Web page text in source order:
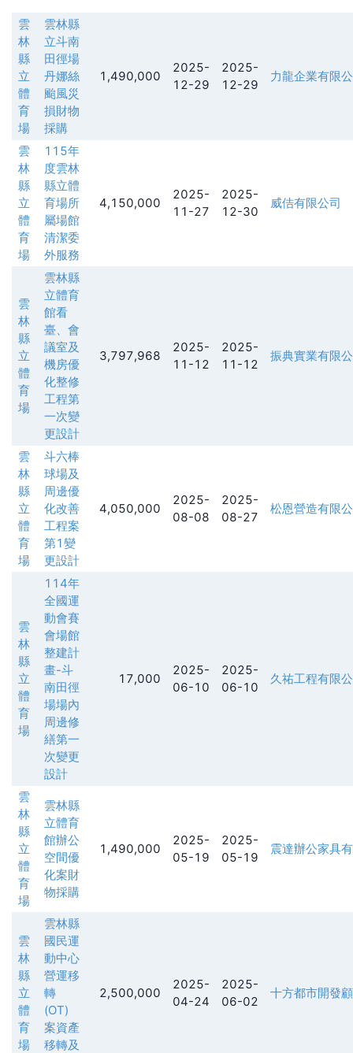
雲
林
縣
立
體
育
場
雲林縣
立斗南
田徑場
丹娜絲
颱風災
損財物
採購
1,490,000
2025-
12-29
2025-
12-29
力龍企業有限
雲
林
縣
立
體
育
場
115年
度雲林
縣立體
育場所
屬場館
清潔委
外服務
4,150,000
2025-
11-27
2025-
12-30
威佶有限公司
雲
林
縣
立
體
育
場
雲林縣
立體育
館看
臺、會
議室及
機房優
化整修
工程第
一次變
更設計
3,797,968
2025-
11-12
2025-
11-12
振典實業有限
雲
林
縣
立
體
育
場
斗六棒
球場及
周邊優
化改善
工程案
第1變
更設計
4,050,000
2025-
08-08
2025-
08-27
松恩營造有限
雲
林
縣
立
體
育
場
114年
全國運
動會賽
會場館
整建計
畫-斗
南田徑
場場內
周邊修
繕第一
次變更
設計
17,000
2025-
06-10
2025-
06-10
久祐工程有限
雲
林
縣
立
體
育
場
雲林縣
立體育
館辦公
空間優
化案財
物採購
1,490,000
2025-
05-19
2025-
05-19
震達辦公家具
雲
林
縣
立
體
育
場
雲林縣
國民運
動中心
營運移
轉
(OT)
案資產
移轉及
2,500,000
2025-
04-24
2025-
06-02
十方都市開發